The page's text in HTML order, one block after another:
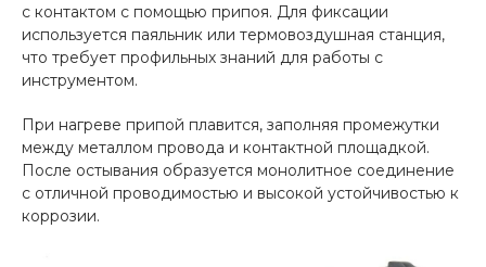
с контактом с помощью припоя. Для фиксации
используется паяльник или термовоздушная станция,
что требует профильных знаний для работы с
инструментом.
При нагреве припой плавится, заполняя промежутки
между металлом провода и контактной площадкой.
После остывания образуется монолитное соединение
с отличной проводимостью и высокой устойчивостью к
коррозии.